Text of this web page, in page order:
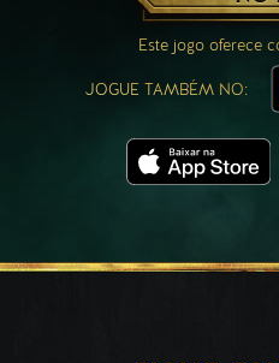
Este jogo oferece
JOGUE TAMBÉM NO: